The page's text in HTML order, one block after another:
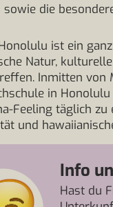
die
ist ein
Natur,
Inmitten von
in
Feeling täglich
und
Info
Hast du